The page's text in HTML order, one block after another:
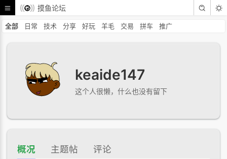
摸鱼论坛
全部 日常 技术 分享 好玩 羊毛 交易 拼车 推广
keaide147
这个人很懒，什么也没有留下
概况 主题帖 评论